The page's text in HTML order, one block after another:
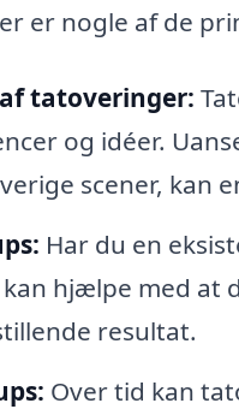
er nogle af de
tatoveringer:
og idéer.
scener, kan
Har du en
hjælpe med at
resultat.
Over tid kan